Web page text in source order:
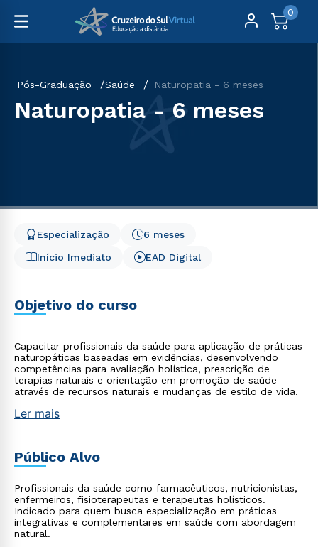
0
Pós-Graduação Saúde Naturopatia - 6 meses
Naturopatia - 6 meses
Início Imediato
6 meses
Especialização
EAD Digital
Objetivo do curso
Capacitar profissionais da saúde para aplicação de práticas
naturopáticas baseadas em evidências, desenvolvendo
competências para avaliação holística, prescrição de
terapias naturais e orientação em promoção de saúde
através de recursos naturais e mudanças de estilo de vida.
Ler mais
Público Alvo
Profissionais da saúde como farmacêuticos, nutricionistas,
enfermeiros, fisioterapeutas e terapeutas holísticos.
Indicado para quem busca especialização em práticas
integrativas e complementares em saúde com abordagem
natural.